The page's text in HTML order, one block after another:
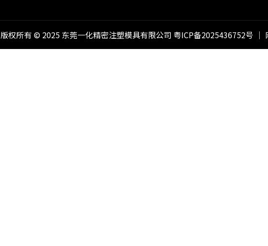
版权所有 © 2025 东莞一化精密注塑模具有限公司 粤ICP备2025436752号 ｜